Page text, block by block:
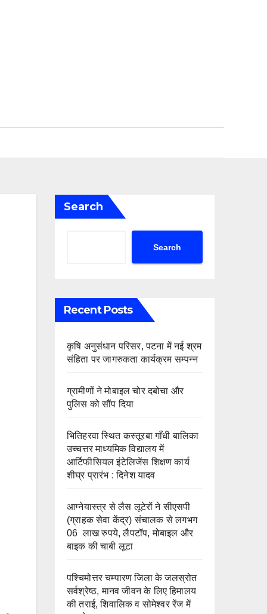
Search
Search
Recent Posts
कृषि अनुसंधान परिसर, पटना में नई श्रम
संहिता पर जागरुकता कार्यक्रम सम्पन्न
ग्रामीणों ने मोबाइल चोर दबोचा और
पुलिस को सौंप दिया
भितिहरवा स्थित कस्तूरबा गाँधी बालिका
उच्चत्तर माध्यमिक विद्यालय में
आर्टिफीसियल इंटेलिजेंस शिक्षण कार्य
शीघ्र प्रारंभ : दिनेश यादव
आग्नेयास्त्र से लैस लूटेरों ने सीएसपी
(ग्राहक सेवा केंद्र) संचालक से लगभग
06 लाख रुपये, लैपटॉप, मोबाइल और
बाइक की चाबी लूटा
पश्चिमोत्तर चम्पारण जिला के जलस्रोत
सर्वश्रेष्ठ, मानव जीवन के लिए हिमालय
की तराई, शिवालिक व सोमेश्वर रेंज में